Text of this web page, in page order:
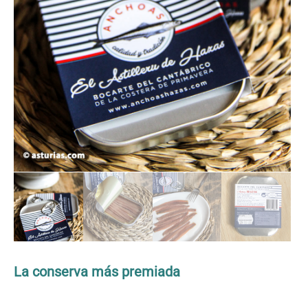
VINOS
CERVEZAS ARTESANAS
REPOSTERÍA Y DULCES
ARROZ CON LECHE
LICORES / DESTILADOS
LIBROS
DECORACIÓN
AGENDA
OFERTAS
CONTACTO
La conserva más premiada